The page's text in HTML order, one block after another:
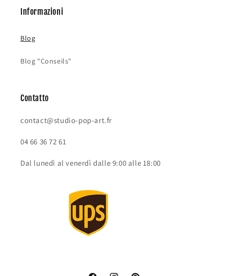
Informazioni
Blog
Blog "Conseils"
Contatto
contact@studio-pop-art.fr
04 66 36 72 61
Dal lunedì al venerdì dalle 9:00 alle 18:00